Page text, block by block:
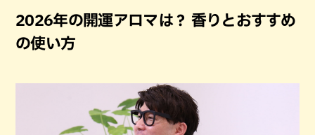
2026年の開運アロマは？ 香りとおすすめ
の使い方